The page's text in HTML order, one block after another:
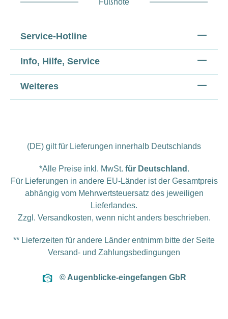
Fußnote
Service-Hotline
Info, Hilfe, Service
Weiteres
(DE) gilt für Lieferungen innerhalb Deutschlands
*Alle Preise inkl. MwSt. für Deutschland .
Für Lieferungen in andere EU-Länder ist der Gesamtpreis
abhängig vom Mehrwertsteuersatz des jeweiligen
Lieferlandes.
Zzgl. Versandkosten, wenn nicht anders beschrieben.
** Lieferzeiten für andere Länder entnimm bitte der Seite
Versand- und Zahlungsbedingungen
© Augenblicke-eingefangen GbR